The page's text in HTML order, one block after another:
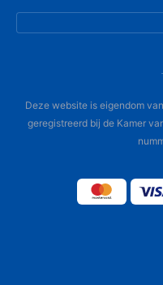
Deze website is eigendom
geregistreerd bij de Kamer